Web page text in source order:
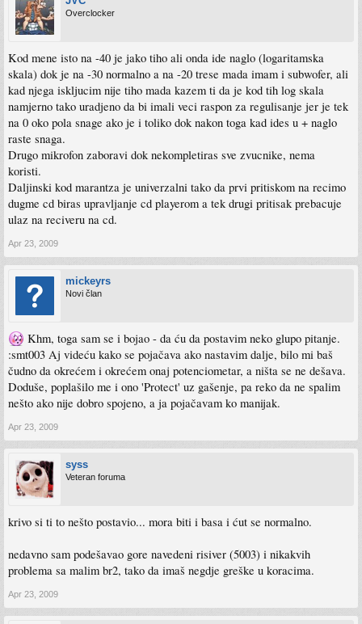
Overclocker
Kod mene isto na -40 je jako tiho ali onda ide naglo (logaritamska
skala) dok je na -30 normalno a na -20 trese mada imam i subwofer, ali
kad njega iskljucim nije tiho mada kazem ti da je kod tih log skala
namjerno tako uradjeno da bi imali veci raspon za regulisanje jer je tek
na 0 oko pola snage ako je i toliko dok nakon toga kad ides u + naglo
raste snaga.
Drugo mikrofon zaboravi dok nekompletiras sve zvucnike, nema
koristi.
Daljinski kod marantza je univerzalni tako da prvi pritiskom na recimo
dugme cd biras upravljanje cd playerom a tek drugi pritisak prebacuje
ulaz na reciveru na cd.
Apr 23, 2009
mickeyrs
Novi član
Khm, toga sam se i bojao - da ću da postavim neko glupo pitanje.
:smt003 Aj videću kako se pojačava ako nastavim dalje, bilo mi baš
čudno da okrećem i okrećem onaj potenciometar, a ništa se ne dešava.
Doduše, poplašilo me i ono 'Protect' uz gašenje, pa reko da ne spalim
nešto ako nije dobro spojeno, a ja pojačavam ko manijak.
Apr 23, 2009
syss
Veteran foruma
krivo si ti to nešto postavio... mora biti i basa i ćut se normalno.
nedavno sam podešavao gore navedeni risiver (5003) i nikakvih
problema sa malim br2, tako da imaš negdje greške u koracima.
Apr 23, 2009